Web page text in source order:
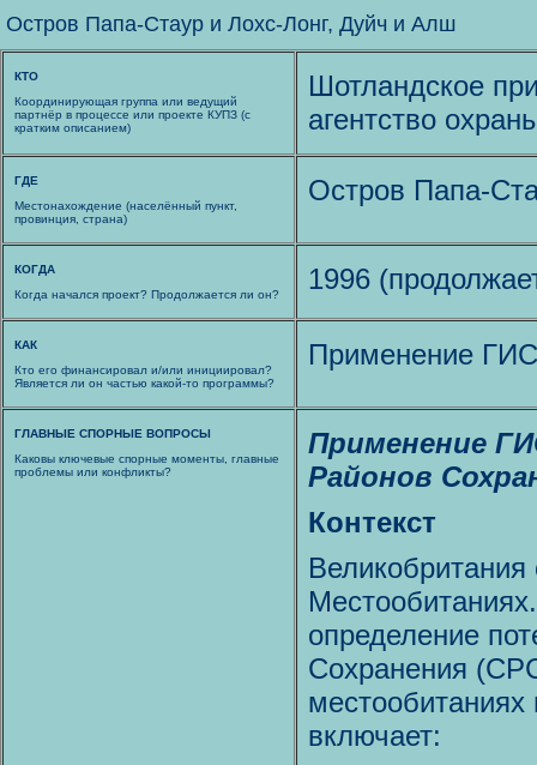
Остров Папа-Стаур и Лохс-Лонг, Дуйч и Алш
КТО
Координирующая группа или ведущий
партнёр в процессе или проекте КУПЗ (с
кратким описанием)
Шотландское
агентство
ГДЕ
Местонахождение (населённый пункт,
провинция, страна)
Остров Папа-
КОГДА
Когда начался проект? Продолжается ли он?
1996
КАК
Кто его финансировал и/или инициировал?
Является ли он частью какой-то программы?
Применение
ГЛАВНЫЕ СПОРНЫЕ ВОПРОСЫ
Каковы ключевые спорные моменты, главные
проблемы или конфликты?
Применение
Районов
Контекст
определение
Сохранения
включает: